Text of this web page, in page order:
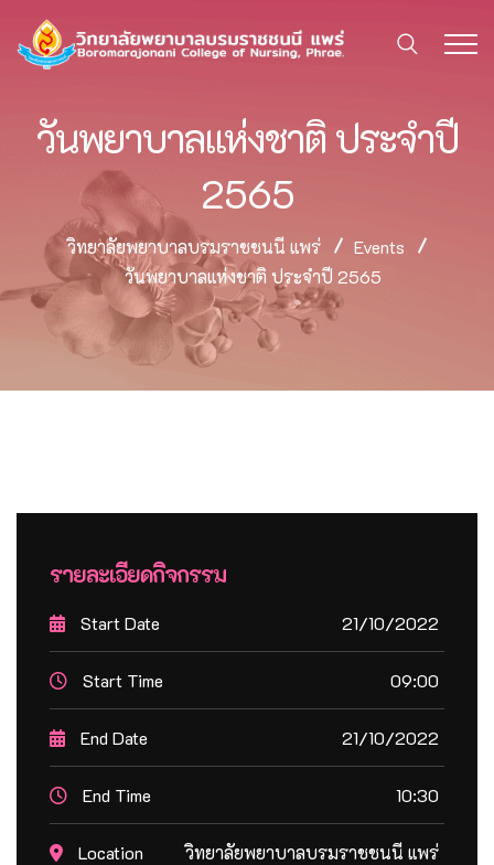
วันพยาบาลแห่งชาติ ประจำปี
2565
วิทยาลัยพยาบาลบรมราชชนนี แพร่
Events
วันพยาบาลแห่งชาติ ประจำปี 2565
รายละเอียดกิจกรรม
Start Date 21/10/2022
Start Time 09:00
End Date 21/10/2022
End Time 10:30
Location วิทยาลัยพยาบาลบรมราชชนนี แพร่